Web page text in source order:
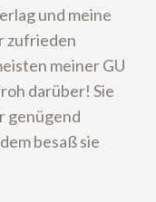
und meine
zufrieden
meiner GU
darüber! Sie
genügend
besaß sie